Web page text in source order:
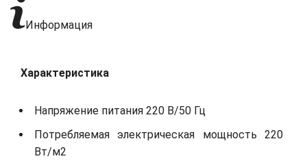
Информация
Характеристика
Напряжение питания 220 В/50 Гц
Потребляемая электрическая мощность 220
Вт/м2